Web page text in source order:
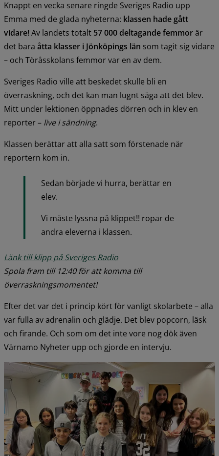
Knappt en vecka senare ringde Sveriges Radio upp
Emma med de glada nyheterna: klassen hade gått
vidare! Av landets totalt 57 000 deltagande femmor är
det bara åtta klasser i Jönköpings län som tagit sig vidare
– och Töråsskolans femmor var en av dem.
Sveriges Radio ville att beskedet skulle bli en
överraskning, och det kan man lugnt säga att det blev.
Mitt under lektionen öppnades dörren och in klev en
reporter – live i sändning.
Klassen berättar att alla satt som förstenade när
reportern kom in.
Sedan började vi hurra, berättar en
elev.
Vi måste lyssna på klippet!! ropar de
andra eleverna i klassen.
Länk till klipp på Sveriges Radio
Spola fram till 12:40 för att komma till
överraskningsmomentet!
Efter det var det i princip kört för vanligt skolarbete – alla
var fulla av adrenalin och glädje. Det blev popcorn, läsk
och firande. Och som om det inte vore nog dök även
Värnamo Nyheter upp och gjorde en intervju.